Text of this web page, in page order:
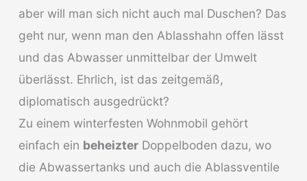
aber will man sich nicht auch mal Duschen? Das
geht nur, wenn man den Ablasshahn offen lässt
und das Abwasser unmittelbar der Umwelt
überlässt. Ehrlich, ist das zeitgemäß,
diplomatisch ausgedrückt?
Zu einem winterfesten Wohnmobil gehört
einfach ein beheizterDoppelboden dazu, wo
die Abwassertanks und auch die Ablassventile